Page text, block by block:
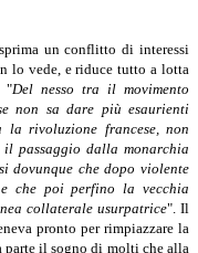
un conflitto di interessi
lo vede, e riduce tutto a lotta
"Del nesso tra il movimento
non sa dare più esaurienti
la rivoluzione francese, non
passaggio dalla monarchia
dovunque che dopo violente
che poi perfino la vecchia
collaterale usurpatrice". Il
pronto per rimpiazzare la
parte il sogno di molti che alla